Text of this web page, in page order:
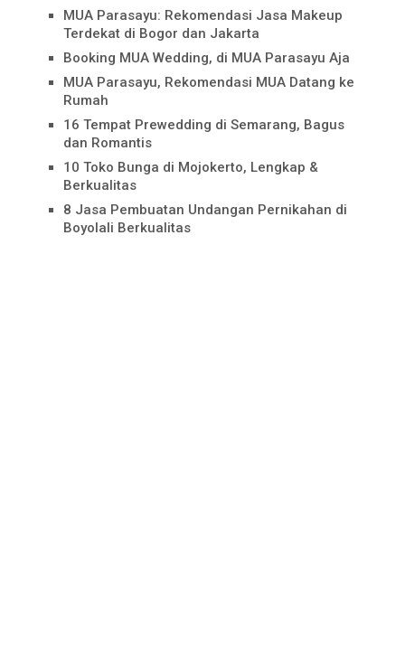
MUA Parasayu: Rekomendasi Jasa Makeup
Terdekat di Bogor dan Jakarta
Booking MUA Wedding, di MUA Parasayu Aja
MUA Parasayu, Rekomendasi MUA Datang ke
Rumah
16 Tempat Prewedding di Semarang, Bagus
dan Romantis
10 Toko Bunga di Mojokerto, Lengkap &
Berkualitas
8 Jasa Pembuatan Undangan Pernikahan di
Boyolali Berkualitas